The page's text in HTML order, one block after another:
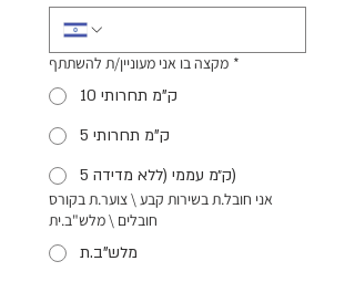
מקצה בו אני מעוניין/ת להשתתף *
10 ק"מ תחרותי
5 ק"מ תחרותי
5 ק״מ עממי (ללא מדידה)
אני חובל.ת בשירות קבע \ צוער.ת בקורס
חובלים \ מלש"ב.ית
מלש"ב.ת